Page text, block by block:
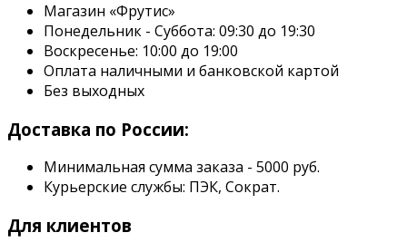
Магазин «Фрутис»
Понедельник - Суббота: 09:30 до 19:30
Воскресенье: 10:00 до 19:00
Оплата наличными и банковской картой
Без выходных
Доставка по России:
Минимальная сумма заказа - 5000 руб.
Курьерские службы: ПЭК, Сократ.
Для клиентов